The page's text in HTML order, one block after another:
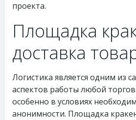
проекта.
Площадка
доставка
Логистика является одним из
аспектов работы любой
особенно в условиях
анонимности. Площадка